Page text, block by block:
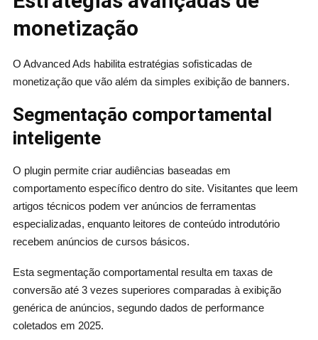
monetização
O Advanced Ads habilita estratégias sofisticadas de
monetização que vão além da simples exibição de banners.
Segmentação comportamental
inteligente
O plugin permite criar audiências baseadas em
comportamento específico dentro do site. Visitantes que leem
artigos técnicos podem ver anúncios de ferramentas
especializadas, enquanto leitores de conteúdo introdutório
recebem anúncios de cursos básicos.
Esta segmentação comportamental resulta em taxas de
conversão até 3 vezes superiores comparadas à exibição
genérica de anúncios, segundo dados de performance
coletados em 2025.